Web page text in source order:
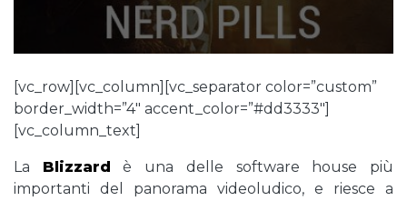
[vc_row][vc_column][vc_separator color=”custom”
border_width=”4″ accent_color=”#dd3333″]
[vc_column_text]
La Blizzard è una delle software house più
importanti del panorama videoludico, e riesce a